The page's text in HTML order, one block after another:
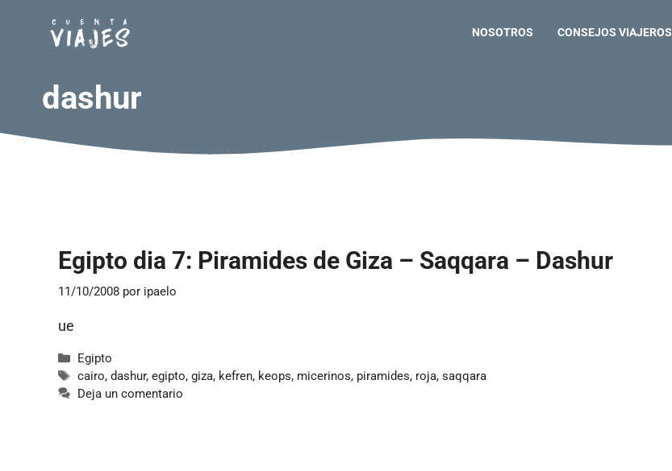
NOSOTROS CONSEJOS VIAJEROS
dashur
Egipto dia 7: Piramides de Giza – Saqqara – Dashur
11/10/2008 por ipaelo
ue
Categorías
Egipto
Etiquetas
cairo,dashur,egipto,giza, kefren, keops, micerinos, piramides, roja,saqqara
Deja un comentario